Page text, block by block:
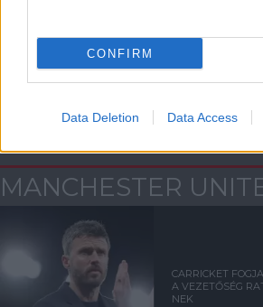
CONFIRM
Data Deletion Data Access
Kapcsolódó hírek
MANCHESTER
CARRICKET
A VEZETŐSÉG
NEK